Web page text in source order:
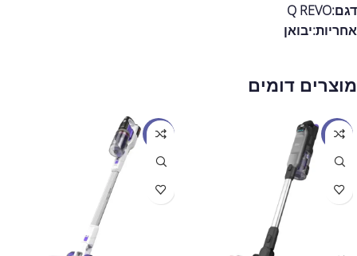
דגם:Q REVO
אחריות:יבואן
מוצרים דומים
מבצע מבצע